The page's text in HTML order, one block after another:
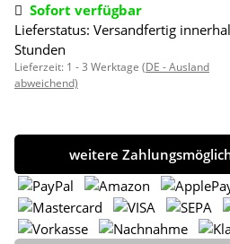
Sofort verfügbar
Lieferstatus: Versandfertig
Stunden
Lieferzeit: 1 - 3 Werktage (DE - Ausland
abweichend)
weitere